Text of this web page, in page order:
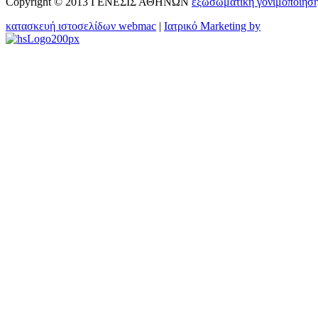
κατασκευή ιστοσελίδων webmac | Ιατρικό Marketing by